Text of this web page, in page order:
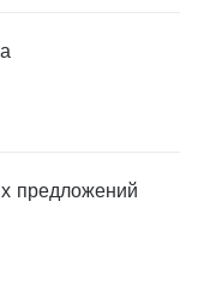
предложений